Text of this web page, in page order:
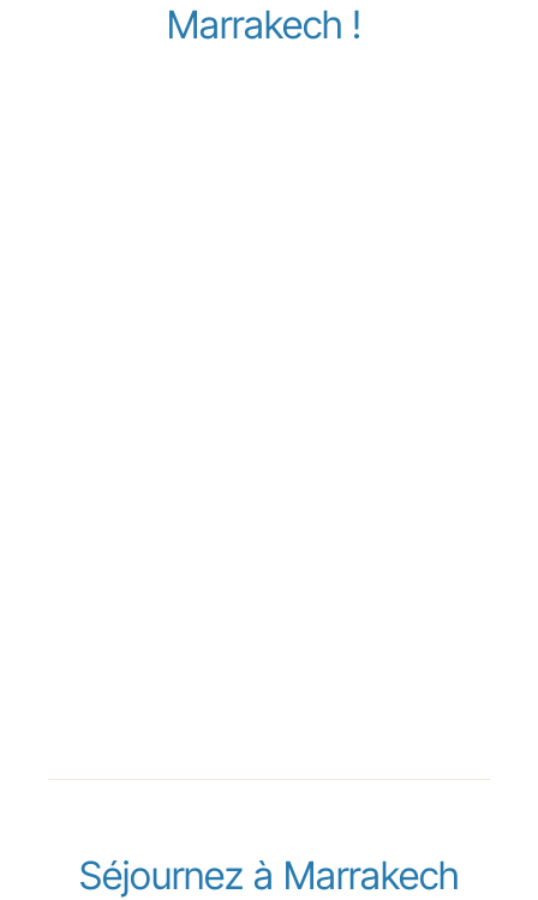
Marrakech !
Séjournez à Marrakech